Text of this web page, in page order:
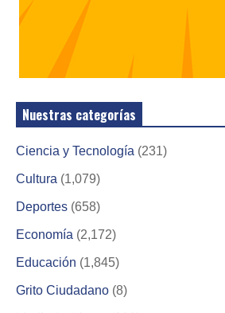
Nuestras categorías
Ciencia y Tecnología (231)
Cultura (1,079)
Deportes (658)
Economía (2,172)
Educación (1,845)
Grito Ciudadano (8)